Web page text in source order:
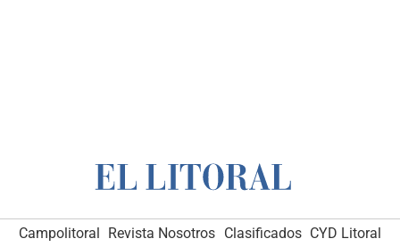
Campolitoral Revista Nosotros Clasificados CYD Litoral